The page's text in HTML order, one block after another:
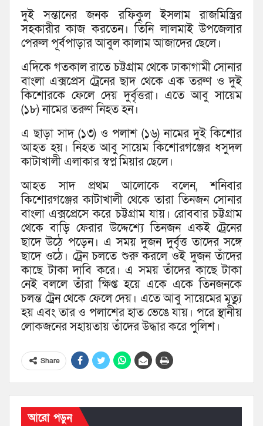
দুই সন্তানের জনক রফিকুল ইসলাম রাজমিস্ত্রির
সহকারীর কাজ করতেন। তিনি লালমাই উপজেলার
পেরুল পূর্বপাড়ার আবুল কালাম আজাদের ছেলে।
এদিকে গতকাল রাতে চট্টগ্রাম থেকে ঢাকাগামী সোনার
বাংলা এক্সপ্রেস ট্রেনের ছাদ থেকে এক তরুণ ও দুই
কিশোরকে ফেলে দেয় দুর্বৃত্তরা। এতে আবু সায়েম
(১৮) নামের তরুণ নিহত হন।
এ ছাড়া সাদ (১৩) ও পলাশ (১৬) নামের দুই কিশোর
আহত হয়। নিহত আবু সায়েম কিশোরগঞ্জের ধসুদল
কাটাখালী এলাকার স্বপ্ন মিয়ার ছেলে।
আহত সাদ প্রথম আলোকে বলেন, শনিবার
কিশোরগঞ্জের কাটাখালী থেকে তারা তিনজন সোনার
বাংলা এক্সপ্রেসে করে চট্টগ্রাম যায়। রোববার চট্টগ্রাম
থেকে বাড়ি ফেরার উদ্দেশ্যে তিনজন একই ট্রেনের
ছাদে উঠে পড়েন। এ সময় দুজন দুর্বৃত্ত তাদের সঙ্গে
ছাদে ওঠে। ট্রেন চলতে শুরু করলে ওই দুজন তাঁদের
কাছে টাকা দাবি করে। এ সময় তাঁদের কাছে টাকা
নেই বললে তাঁরা ক্ষিপ্ত হয়ে একে একে তিনজনকে
চলন্ত ট্রেন থেকে ফেলে দেয়। এতে আবু সায়েমের মৃত্যু
হয় এবং তার ও পলাশের হাত ভেঙে যায়। পরে স্থানীয়
লোকজনের সহায়তায় তাঁদের উদ্ধার করে পুলিশ।
Share
আরো পড়ুন